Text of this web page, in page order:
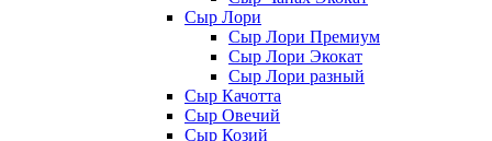
Сыр Лори
Сыр Лори Премиум
Сыр Лори Экокат
Сыр Лори разный
Сыр Качотта
Сыр Овечий
Сыр Козий